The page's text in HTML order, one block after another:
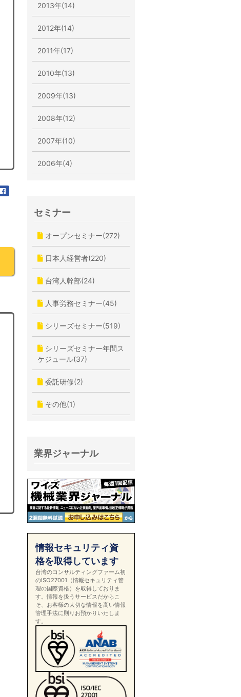
2013年(14)
2012年(14)
2011年(17)
2010年(13)
2009年(13)
2008年(12)
2007年(10)
2006年(4)
セミナー
オープンセミナー(272)
日本人経営者(220)
台湾人幹部(24)
人事労務セミナー(45)
シリーズセミナー(519)
シリーズセミナー年間ス
ケジュール(37)
委託研修(2)
その他(1)
業界ジャーナル
情報セキュリティ資
格を取得しています
台湾のコンサルティングファーム初
のISO27001（情報セキュリティ管
理の国際資格）を取得しておりま
す。情報を扱うサービスだからこ
そ、お客様の大切な情報を高い情報
管理手法に則りお預かりいたしま
す。